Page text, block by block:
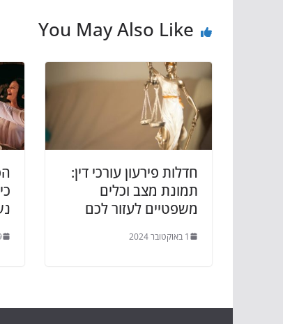
You May Also Like
חדלות פירעון עורכי דין:
תמונת מצב וכלים
משפטיים לעזור לכם
1 באוקטובר 2024